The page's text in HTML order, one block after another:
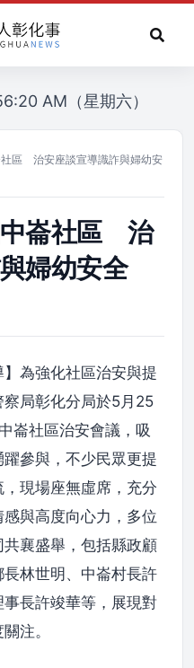
AM（星期六）
區 治安座談宣導識詐與婦幼安
中崙社區 治
婦幼安全
】為強化社區治安與提
局彰化分局於5月25
崙社區治安會議，吸
參與，不少民眾更提
現場座無虛席，充分
與高度向心力，多位
襄盛舉，包括縣政顧
林世明、中崙村長許
長許竣華等，展現對
注。